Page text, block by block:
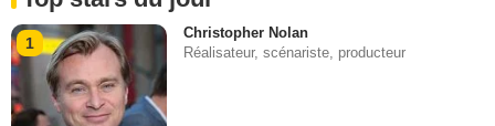
1
Christopher Nolan
Réalisateur, scénariste, producteur